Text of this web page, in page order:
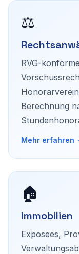
⚖️
RVG-
Berechnung
Mehr erfahren
🏠
Immobilien
Exposees,